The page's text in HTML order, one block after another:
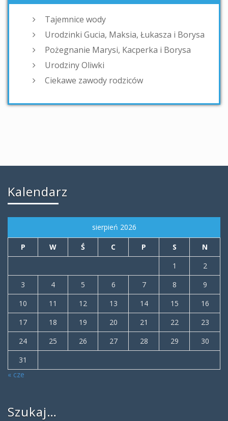
Tajemnice wody
Urodzinki Gucia, Maksia, Łukasza i Borysa
Pożegnanie Marysi, Kacperka i Borysa
Urodziny Oliwki
Ciekawe zawody rodziców
Kalendarz
sierpień 2026
P W Ś C P S
N
1
2
3
4 5 6 7 8
9
10
11 12 13 14 15
16
17
18 19 20 21 22
23
24
25 26 27 28 29
30
31
« cze
Szukaj…